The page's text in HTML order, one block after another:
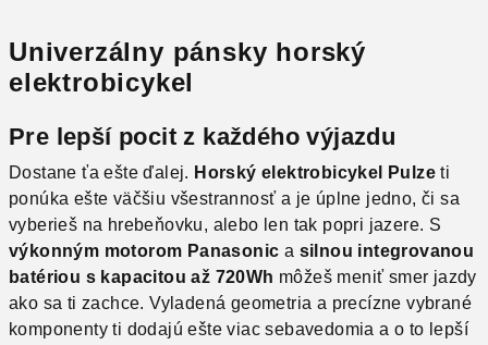
Univerzálny pánsky horský
elektrobicykel
Pre lepší pocit z každého výjazdu
Dostane ťa ešte ďalej. Horský elektrobicykel Pulze ti
ponúka ešte väčšiu všestrannosť a je úplne jedno, či sa
vyberieš na hrebeňovku, alebo len tak popri jazere. S
výkonným motorom Panasonic a silnou integrovanou
batériou s kapacitou až 720Wh môžeš meniť smer jazdy
ako sa ti zachce. Vyladená geometria a precízne vybrané
komponenty ti dodajú ešte viac sebavedomia a o to lepší